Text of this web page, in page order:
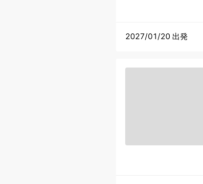
2027/01/20 出発